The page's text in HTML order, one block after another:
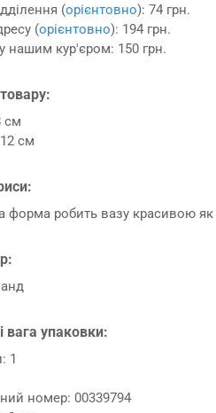
(орієнтовно): 74 грн.
(орієнтовно): 194 грн.
нашим кур'єром: 150 грн.
см
см
форма робить вазу красивою як
вага упаковки:
1
номер: 00339794